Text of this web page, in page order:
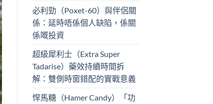
必利勁（Poxet-60）與伴侶關
係：延時唔係個人缺陷，係關
係嘅投資
超級犀利士（Extra Super
Tadarise）藥效持續時間拆
解：雙側時窗錯配的實戰意義
悍馬糖（Hamer Candy）「功